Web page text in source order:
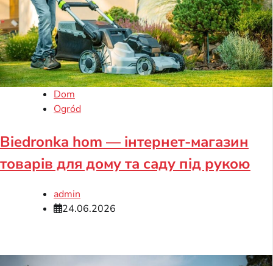
Dom
Ogród
Biedronka hom — інтернет-магазин
товарів для дому та саду під рукою
admin
24.06.2026